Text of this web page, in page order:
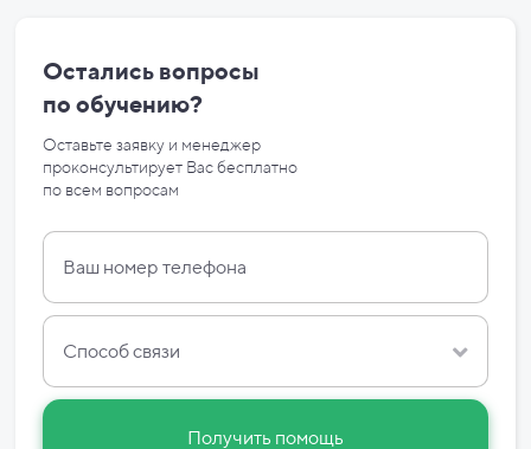
Остались вопросы
по обучению?
Оставьте заявку и менеджер
проконсультирует Вас бесплатно
по всем вопросам
Способ связи
Получить помощь